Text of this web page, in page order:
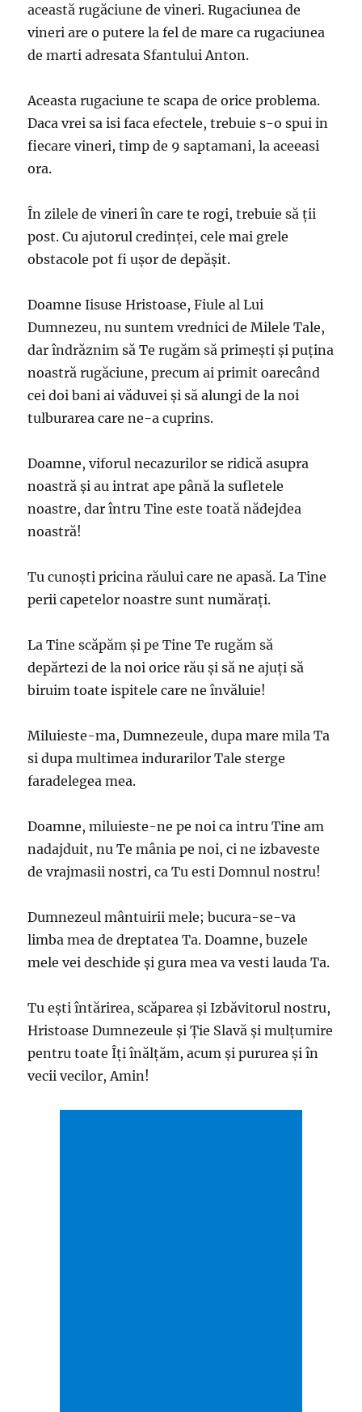
această rugăciune de vineri. Rugaciunea de
vineri are o putere la fel de mare ca rugaciunea
de marti adresata Sfantului Anton.
Aceasta rugaciune te scapa de orice problema.
Daca vrei sa isi faca efectele, trebuie s-o spui in
fiecare vineri, timp de 9 saptamani, la aceeasi
ora.
În zilele de vineri în care te rogi, trebuie să ții
post. Cu ajutorul credinței, cele mai grele
obstacole pot fi ușor de depășit.
Doamne Iisuse Hristoase, Fiule al Lui
Dumnezeu, nu suntem vrednici de Milele Tale,
dar îndrăznim să Te rugăm să primeşti şi puţina
noastră rugăciune, precum ai primit oarecând
cei doi bani ai văduvei şi să alungi de la noi
tulburarea care ne-a cuprins.
Doamne, viforul necazurilor se ridică asupra
noastră şi au intrat ape până la sufletele
noastre, dar întru Tine este toată nădejdea
noastră!
Tu cunoşti pricina răului care ne apasă. La Tine
perii capetelor noastre sunt număraţi.
La Tine scăpăm şi pe Tine Te rugăm să
depărtezi de la noi orice rău şi să ne ajuţi să
biruim toate ispitele care ne învăluie!
Miluieste-ma, Dumnezeule, dupa mare mila Ta
si dupa multimea indurarilor Tale sterge
faradelegea mea.
Doamne, miluieste-ne pe noi ca intru Tine am
nadajduit, nu Te mânia pe noi, ci ne izbaveste
de vrajmasii nostri, ca Tu esti Domnul nostru!
Dumnezeul mântuirii mele; bucura-se-va
limba mea de dreptatea Ta. Doamne, buzele
mele vei deschide şi gura mea va vesti lauda Ta.
Tu eşti întărirea, scăparea şi Izbăvitorul nostru,
Hristoase Dumnezeule şi Ţie Slavă şi mulţumire
pentru toate Îţi înălţăm, acum şi pururea şi în
vecii vecilor, Amin!